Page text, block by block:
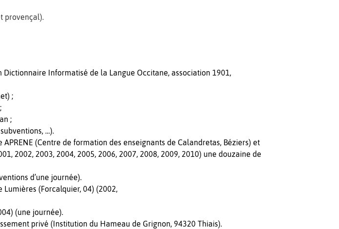
provençal).
Dictionnaire Informatisé de la Langue Occitane, association 1901,
;
;
…).
APRENE (Centre de formation des enseignants de Calandretas, Béziers) et
2002, 2003, 2004, 2005, 2006, 2007, 2008, 2009, 2010) une douzaine de
d’une journée).
(Forcalquier, 04) (2002,
(une journée).
privé (Institution du Hameau de Grignon, 94320 Thiais).